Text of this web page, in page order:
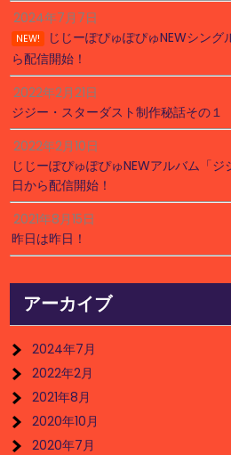
2024年7月7日
NEW!
じじーぽぴゅぽぴゅNEWシン
ら配信開始！
2022年2月21日
ジジー・スターダスト制作秘話その１
2022年2月10日
じじーぽぴゅぽぴゅNEWアルバム「
日から配信開始！
2021年8月15日
昨日は昨日！
アーカイブ
2024年7月
2022年2月
2021年8月
2020年10月
2020年7月